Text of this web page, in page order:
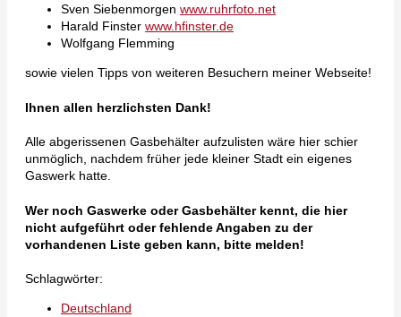
Sven Siebenmorgen www.ruhrfoto.net
Harald Finster www.hfinster.de
Wolfgang Flemming
sowie vielen Tipps von weiteren Besuchern meiner Webseite!
Ihnen allen herzlichsten Dank!
Alle abgerissenen Gasbehälter aufzulisten wäre hier schier
unmöglich, nachdem früher jede kleiner Stadt ein eigenes
Gaswerk hatte.
Wer noch Gaswerke oder Gasbehälter kennt, die hier
nicht aufgeführt oder fehlende Angaben zu der
vorhandenen Liste geben kann, bitte melden!
Schlagwörter:
Deutschland